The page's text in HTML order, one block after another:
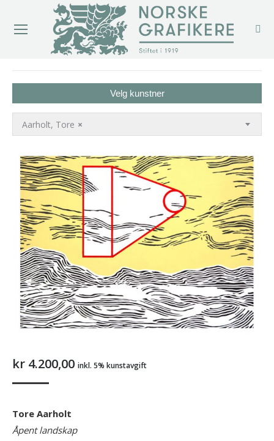
Velg kunstner
×
Aarholt, Tore
kr 4.200,00 inkl. 5% kunstavgift
Tore Aarholt
Åpent landskap